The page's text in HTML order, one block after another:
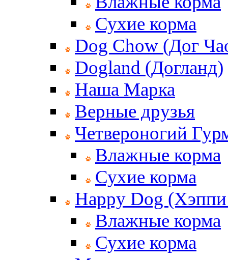
Сухие корма
Dog Chow (Дог
Dogland (Догланд)
Наша Марка
Верные друзья
Четвероногий
Влажные корма
Сухие корма
Happy Dog
Влажные корма
Сухие корма